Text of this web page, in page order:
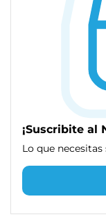
¡Suscribite al
Lo que